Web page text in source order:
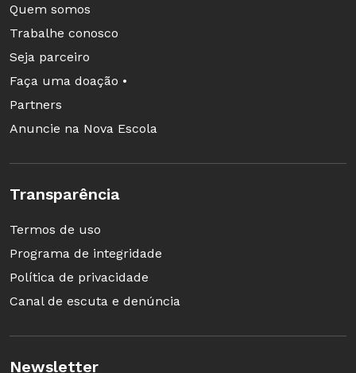
Quem somos
Trabalhe conosco
Seja parceiro
Faça uma doação •
Partners
Anuncie na Nova Escola
Transparência
Termos de uso
Programa de integridade
Política de privacidade
Canal de escuta e denúncia
Newsletter